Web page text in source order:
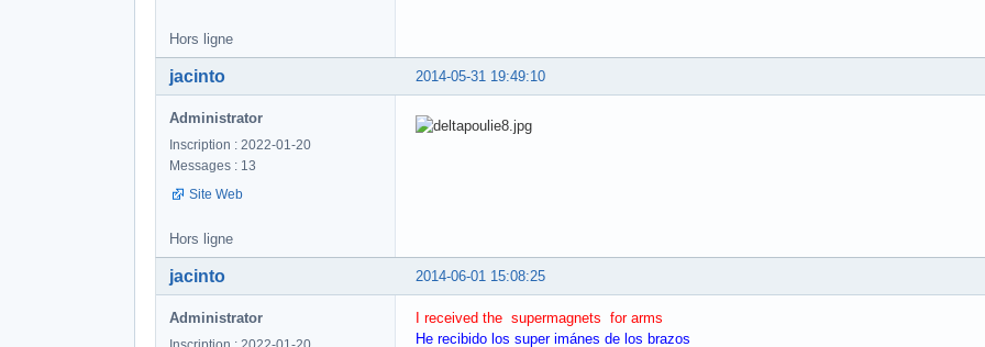
Hors ligne
2014-05-31 19:49:10
jacinto
Administrator
Inscription : 2022-01-20
Messages : 13
Site Web
Hors ligne
2014-06-01 15:08:25
jacinto
Administrator
I received the supermagnets for arms
He recibido los super imánes de los brazos